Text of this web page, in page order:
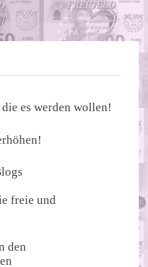
es werden wollen!
freie und
den